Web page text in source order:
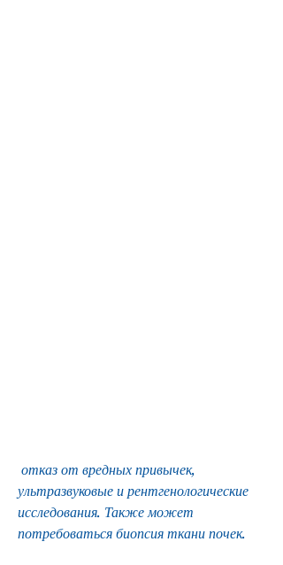
ультразвуковые и рентгенологические
исследования. Также может
потребоваться биопсия ткани почек.